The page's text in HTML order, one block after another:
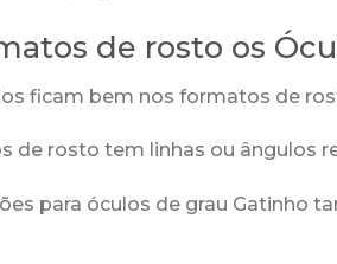
de rosto os
ficam bem nos formatos de
de rosto tem linhas ou ângulos
para óculos de grau Gatinho